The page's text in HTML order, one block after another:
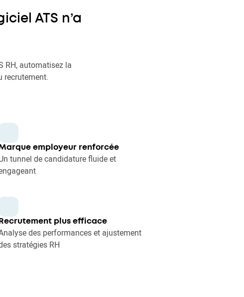
ATS n’a
RH, automatisez la
recrutement.
employeur renforcée
tunnel de candidature fluide et
Recrutement plus efficace
des performances et ajustement
stratégies RH